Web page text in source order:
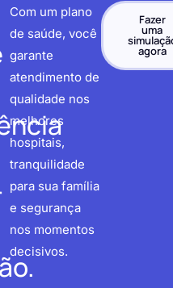
Com um plano
de saúde, você
garante
atendimento de
qualidade nos
melhores
hospitais,
tranquilidade
para sua família
e segurança
nos momentos
decisivos.
Fazer
uma
agora